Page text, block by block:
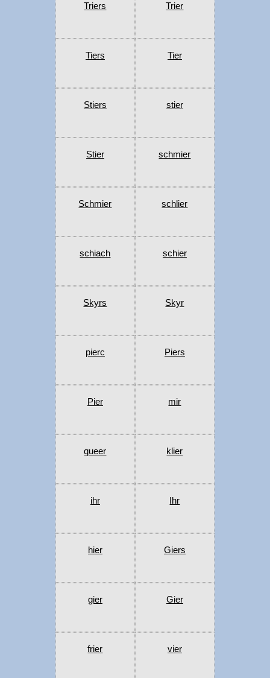
Triers Trier
Tiers Tier
Stiers stier
Stier schmier
Schmier schlier
schiach schier
Skyrs Skyr
pierc Piers
Pier mir
queer klier
ihr Ihr
hier Giers
gier Gier
frier vier